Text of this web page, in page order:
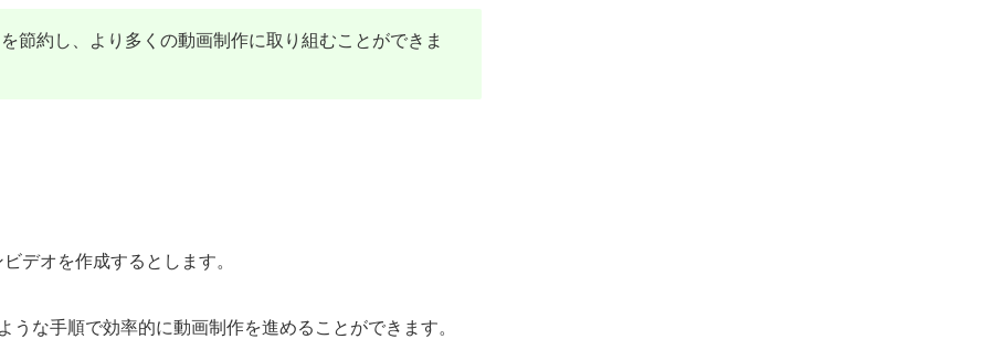
節約し、より多くの動画制作に取り組むことができま
デオを作成するとします。
うな手順で効率的に動画制作を進めることができます。